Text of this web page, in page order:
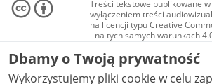
Treści tekstowe publikowane
wyłączeniem treści
na licencji typu Creative
- na tych samych warunkach
Materiały audiowizualne, w
audio i wideo, są udostępniane
Creative Commons: uznanie
niekomercyjne - bez utworów
Dbamy o Twoją prywatność
Wykorzystujemy pliki cookie w celu